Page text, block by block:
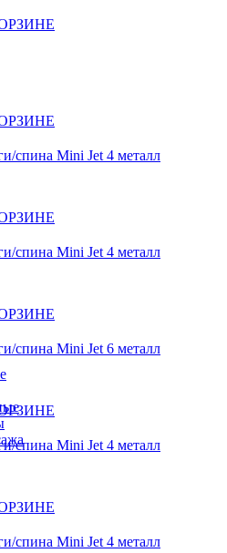
спина Mini Jet 4 металл
спина Mini Jet 4 металл
спина Mini Jet 6 металл
спина Mini Jet 4 металл
спина Mini Jet 4 металл